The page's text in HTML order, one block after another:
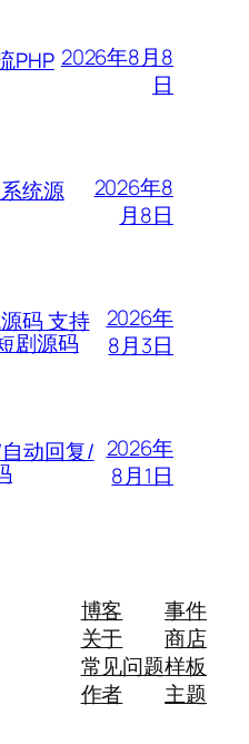
PHP 2026年8月8
日
统源
2026年8
月8日
码 支持
剧源码
2026年
8月3日
动回复/ 2026年
8月1日
博客
关于
常见问题
作者
事件
商店
样板
主题